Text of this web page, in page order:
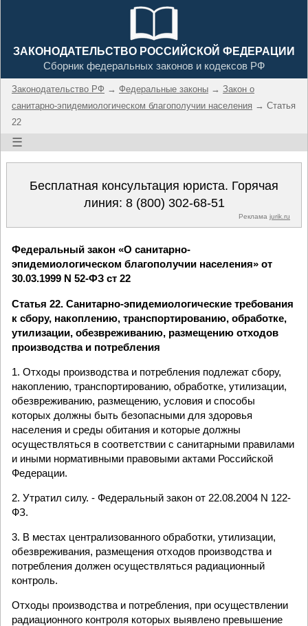
ЗАКОНОДАТЕЛЬСТВО РОССИЙСКОЙ ФЕДЕРАЦИИ
Сборник федеральных законов и кодексов РФ
Законодательство РФ → Федеральные законы → Закон о
санитарно-эпидемиологическом благополучии населения → Статья
22
☰
Бесплатная консультация юриста. Горячая
линия: 8 (800) 302-68-51
Реклама jurik.ru
Федеральный закон «О санитарно-
эпидемиологическом благополучии населения» от
30.03.1999 N 52-ФЗ ст 22
Статья 22. Санитарно-эпидемиологические требования
к сбору, накоплению, транспортированию, обработке,
утилизации, обезвреживанию, размещению отходов
производства и потребления
1. Отходы производства и потребления подлежат сбору,
накоплению, транспортированию, обработке, утилизации,
обезвреживанию, размещению, условия и способы
которых должны быть безопасными для здоровья
населения и среды обитания и которые должны
осуществляться в соответствии с санитарными правилами
и иными нормативными правовыми актами Российской
Федерации.
2. Утратил силу. - Федеральный закон от 22.08.2004 N 122-
ФЗ.
3. В местах централизованного обработки, утилизации,
обезвреживания, размещения отходов производства и
потребления должен осуществляться радиационный
контроль.
Отходы производства и потребления, при осуществлении
радиационного контроля которых выявлено превышение